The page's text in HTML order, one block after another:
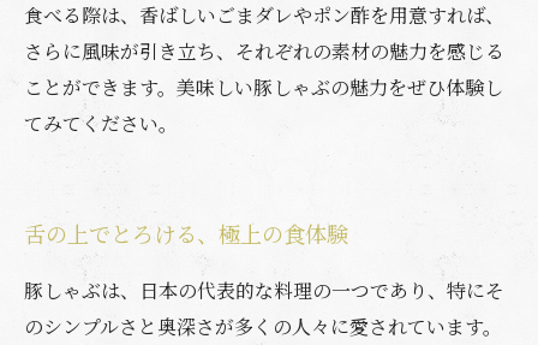
食べる際は、香ばしいごまダレやポン酢を用意すれば、
さらに風味が引き立ち、それぞれの素材の魅力を感じる
ことができます。美味しい豚しゃぶの魅力をぜひ体験し
てみてください。
舌の上でとろける、極上の食体験
豚しゃぶは、日本の代表的な料理の一つであり、特にそ
のシンプルさと奥深さが多くの人々に愛されています。